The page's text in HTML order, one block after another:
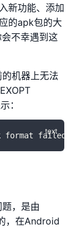
新功能、添加
的apk包的大
不幸遇到这
机器上无法
：
format
题，是由
，在Android